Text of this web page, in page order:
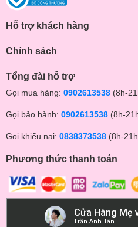
Hỗ trợ khách hàng
Chính sách
Tổng đài hỗ trợ
Gọi mua hàng: 0902613538 (8h-
Gọi bảo hành: 0902613538 (8h-
Gọi khiếu nại: 0838373538 (8h-
Phương thức thanh toán